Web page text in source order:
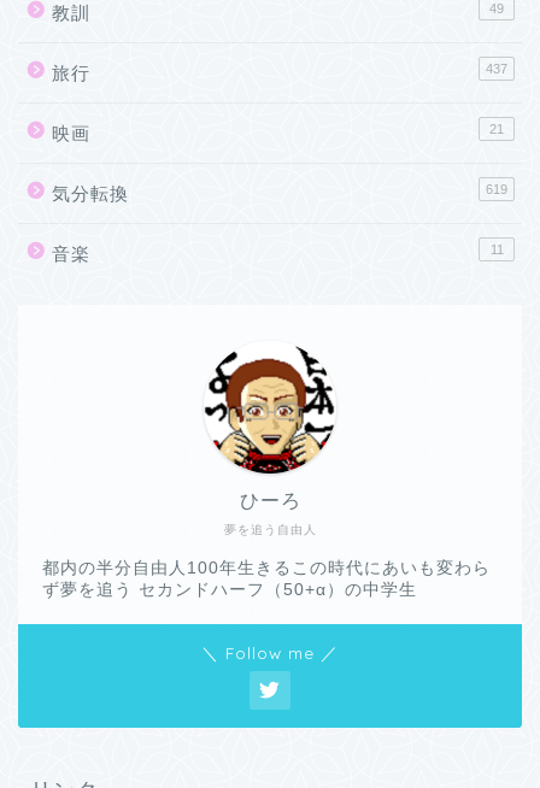
教訓 49
旅行 437
映画 21
気分転換 619
音楽 11
夢を追う自由人
ひーろ
都内の半分自由人100年生きるこの時代にあいも変わら
ず夢を追う セカンドハーフ（50+α）の中学生
＼ Follow me ／